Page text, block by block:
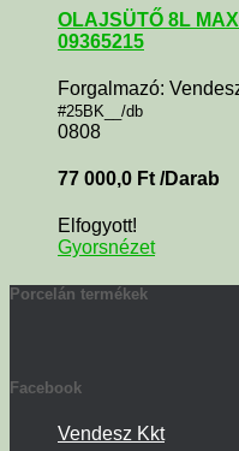
OLAJSÜTŐ 8L
09365215
Forgalmazó:
#25BK__/db
0808
77 000,0 Ft /Darab
Elfogyott!
Gyorsnézet
Porcelán termékek
Facebook
Vendesz Kkt